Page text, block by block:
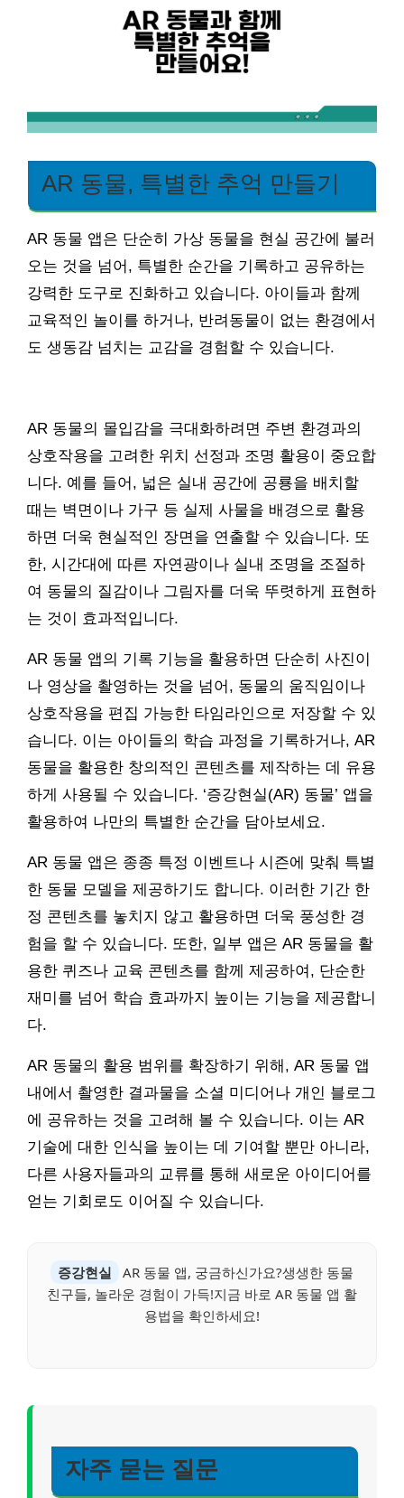
AR 동물, 특별한 추억 만들기
AR 동물 앱은 단순히 가상 동물을 현실 공간에 불러
오는 것을 넘어, 특별한 순간을 기록하고 공유하는
강력한 도구로 진화하고 있습니다. 아이들과 함께
교육적인 놀이를 하거나, 반려동물이 없는 환경에서
도 생동감 넘치는 교감을 경험할 수 있습니다.
AR 동물의 몰입감을 극대화하려면 주변 환경과의
상호작용을 고려한 위치 선정과 조명 활용이 중요합
니다. 예를 들어, 넓은 실내 공간에 공룡을 배치할
때는 벽면이나 가구 등 실제 사물을 배경으로 활용
하면 더욱 현실적인 장면을 연출할 수 있습니다. 또
한, 시간대에 따른 자연광이나 실내 조명을 조절하
여 동물의 질감이나 그림자를 더욱 뚜렷하게 표현하
는 것이 효과적입니다.
AR 동물 앱의 기록 기능을 활용하면 단순히 사진이
나 영상을 촬영하는 것을 넘어, 동물의 움직임이나
상호작용을 편집 가능한 타임라인으로 저장할 수 있
습니다. 이는 아이들의 학습 과정을 기록하거나, AR
동물을 활용한 창의적인 콘텐츠를 제작하는 데 유용
하게 사용될 수 있습니다. ‘증강현실(AR) 동물’ 앱을
활용하여 나만의 특별한 순간을 담아보세요.
AR 동물 앱은 종종 특정 이벤트나 시즌에 맞춰 특별
한 동물 모델을 제공하기도 합니다. 이러한 기간 한
정 콘텐츠를 놓치지 않고 활용하면 더욱 풍성한 경
험을 할 수 있습니다. 또한, 일부 앱은 AR 동물을 활
용한 퀴즈나 교육 콘텐츠를 함께 제공하여, 단순한
재미를 넘어 학습 효과까지 높이는 기능을 제공합니
다.
AR 동물의 활용 범위를 확장하기 위해, AR 동물 앱
내에서 촬영한 결과물을 소셜 미디어나 개인 블로그
에 공유하는 것을 고려해 볼 수 있습니다. 이는 AR
기술에 대한 인식을 높이는 데 기여할 뿐만 아니라,
다른 사용자들과의 교류를 통해 새로운 아이디어를
얻는 기회로도 이어질 수 있습니다.
증강현실
AR 동물 앱, 궁금하신가요?생생한 동물
친구들, 놀라운 경험이 가득!지금 바로 AR 동물 앱 활
용법을 확인하세요!
자주 묻는 질문